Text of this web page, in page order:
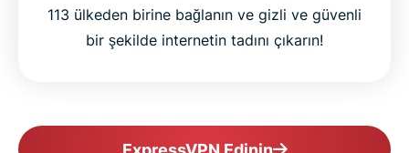
113 ülkeden birine bağlanın ve gizli ve güvenli
bir şekilde internetin tadını çıkarın!